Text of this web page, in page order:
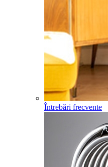
Întrebări frecvente